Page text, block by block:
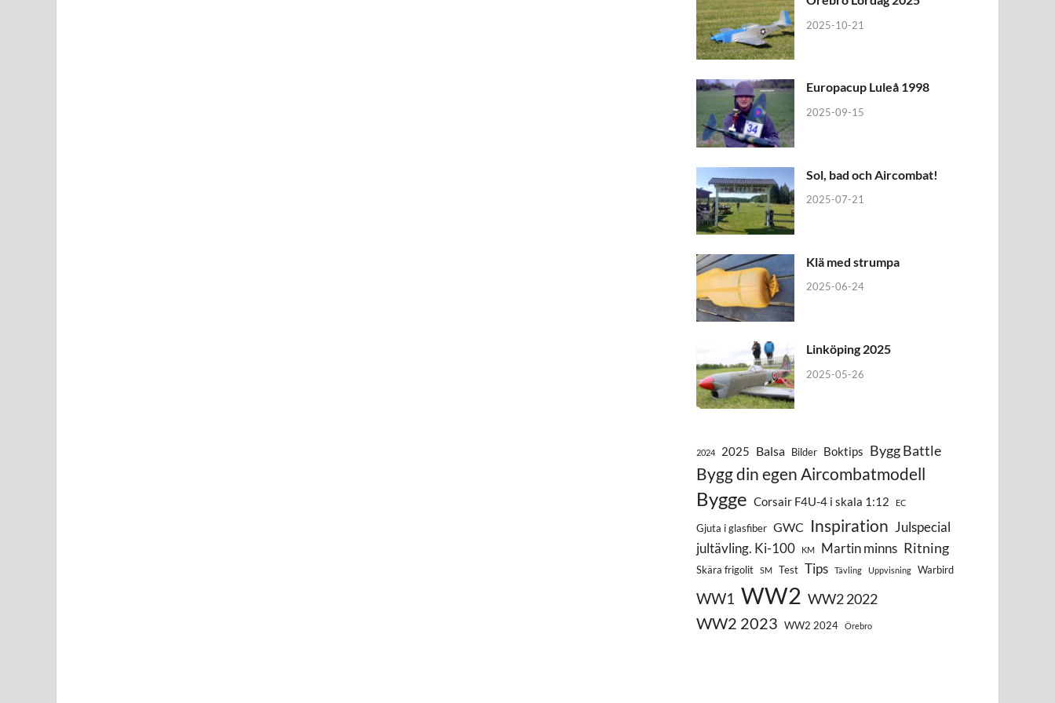
2025-10-21
Europacup Luleå 1998
2025-09-15
Sol, bad och Aircombat!
2025-07-21
Klä med strumpa
2025-06-24
Linköping 2025
2025-05-26
2024 2025 Balsa Bilder Boktips Bygg Battle
Bygg din egen Aircombatmodell
Bygge Corsair F4U-4 i skala 1:12 EC
Gjuta i glasfiber GWC Inspiration Julspecial
jultävling. Ki-100
KM Martin minns Ritning
Skära frigolit SM Test Tips Tävling Uppvisning Warbird
WW1 WW2 WW2 2022
WW2 2023 WW2 2024 Örebro